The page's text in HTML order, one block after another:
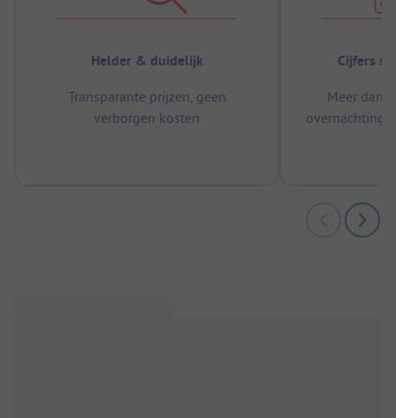
Helder & duidelijk
Transparante prijzen, geen
verborgen kosten
Cijfers
Meer dan